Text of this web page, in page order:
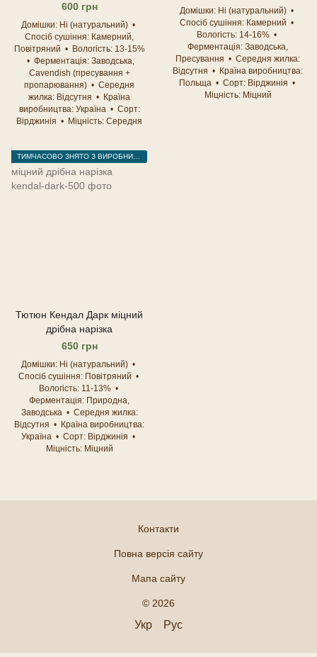
600 грн
Домішки
Ні (натуральний)
Спосіб сушіння
Камерний,
Повітряний
Вологість 13-15%
Ферментація Заводська,
Cavendish (пресування +
пропарювання)
Середня
жилка Відсутня
Країна
виробництва Україна
Сорт
Вірджинія
Міцність Середня
Домішки
Ні (натуральний)
Спосіб сушіння
Камерний
Вологість 14-16%
Ферментація Заводська,
Пресування
Середня жилка
Відсутня
Країна виробництва
Польща
Сорт
Вірджинія
Міцність
Міцний
Тютюн Кендал Дарк міцний
дрібна нарізка
650 грн
Домішки
Ні (натуральний)
Спосіб сушіння
Повітряний
Вологість 11-13%
Ферментація
Природна,
Заводська
Середня жилка
Відсутня
Країна виробництва
Україна
Сорт Вірджинія
Міцність
Міцний
Контакти
Повна версія сайту
Мапа сайту
© 2026
Укр Рус